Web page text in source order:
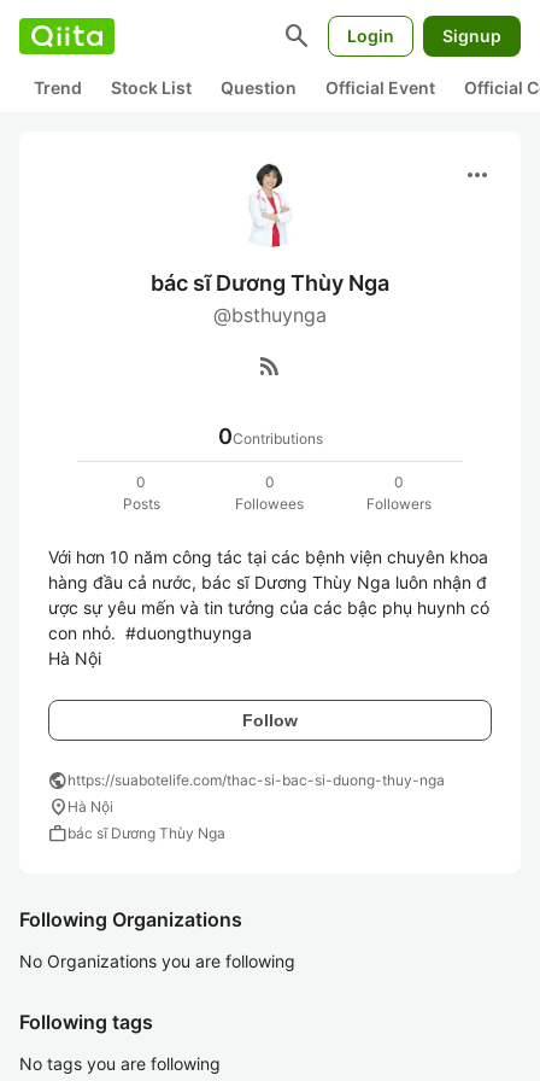
search Login Signup
Trend Stock List Question Official Event Official
more_horiz
bác sĩ Dương Thùy Nga
@bsthuynga
rss_feed
0Contributions
0
Posts
0
Followees
0
Followers
Với hơn 10 năm công tác tại các bệnh viện chuyên khoa
hàng đầu cả nước, bác sĩ Dương Thùy Nga luôn nhận đ
ược sự yêu mến và tin tưởng của các bậc phụ huynh có
con nhỏ.  #duongthuynga
Follow
publichttps://suabotelife.com/thac-si-bac-si-duong-thuy-nga
location_on Hà Nội
workbác sĩ Dương Thùy Nga
Following Organizations
No Organizations you are following
Following tags
No tags you are following